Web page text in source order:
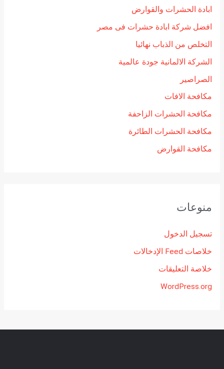
ابادة الحشرات والقوارض
افضل شركة ابادة حشرات فى مصر
التخلص من الذباب نهائيا
الشركة الالمانية جودة عالمية
الصراصير
مكافحة الافات
مكافحة الحشرات الزاحفة
مكافحة الحشرات الطائرة
مكافحة القوارض
منوعات
تسجيل الدخول
خلاصات Feed الإدخالات
خلاصة التعليقات
WordPress.org